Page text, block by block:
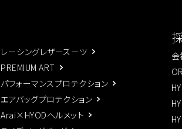
レーシングレザースーツ
PREMIUM ART
パフォーマンスプロテクション
エアバッグプロテクション
Arai×HYODヘルメット